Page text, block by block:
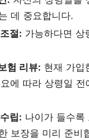
데 중요합니다.
절: 가능하다면 상
험 리뷰: 현재 가입
에 따라 상령일
립: 나이가 들수록
보장을 미리 준비